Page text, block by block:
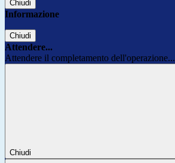
Chiudi
Informazione
Chiudi
Attendere...
Attendere il completamento dell'operazione...
Chiudi